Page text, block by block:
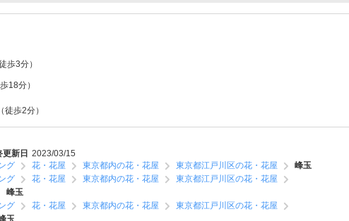
歩3分）
18分）
歩2分）
更新日 2023/03/15
グ 花・花屋 東京都内の花・花屋 東京都江戸川区の花・花屋
峰玉
グ 花・花屋 東京都内の花・花屋
東京都江戸川区の花・花屋
峰玉
グ 花・花屋 東京都内の花・花屋
東京都江戸川区の花・花屋
玉